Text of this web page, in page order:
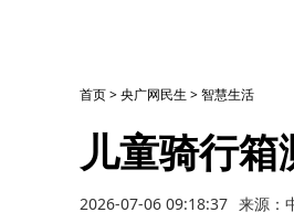
首页>央广网民生 >智慧生活
儿童骑行
2026-07-06 09:18:37 来源：